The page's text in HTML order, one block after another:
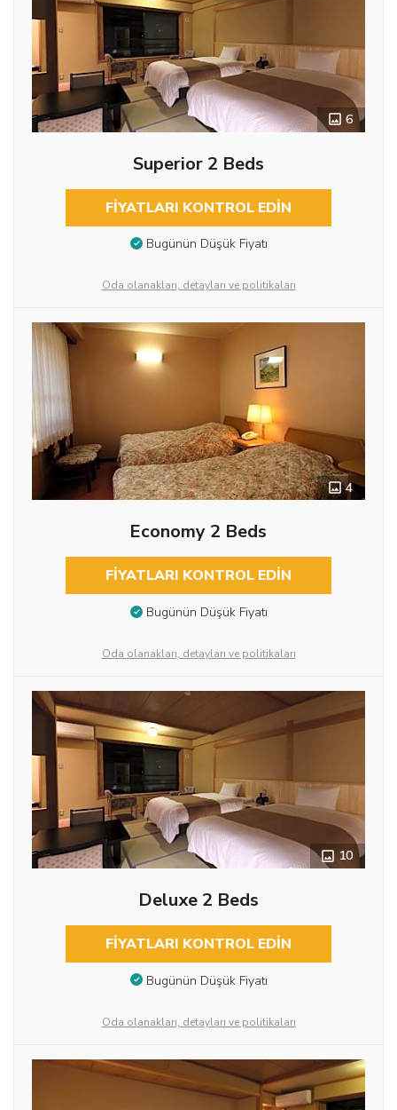
6
Superior 2 Beds
FIYATLARI KONTROL EDIN
Bugünün Düşük Fiyatı
Oda olanakları, detayları ve politikaları
4
Economy 2 Beds
FIYATLARI KONTROL EDIN
Bugünün Düşük Fiyatı
Oda olanakları, detayları ve politikaları
10
Deluxe 2 Beds
FIYATLARI KONTROL EDIN
Bugünün Düşük Fiyatı
Oda olanakları, detayları ve politikaları